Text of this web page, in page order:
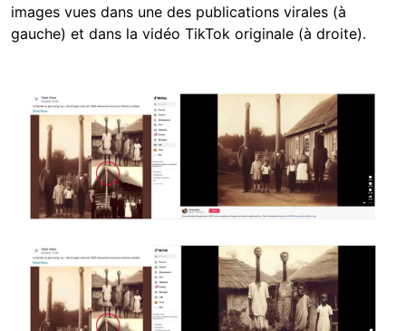
images vues dans une des publications virales (à
gauche) et dans la vidéo TikTok originale (à droite).
Image
Image